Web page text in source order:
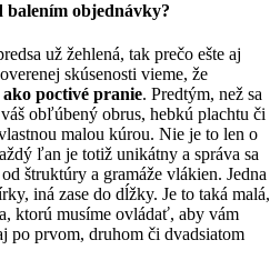
balením objednávky?
už žehlená, tak prečo ešte aj
skúsenosti vieme, že
poctivé pranie. Predtým, než sa
obľúbený obrus, hebkú plachtu či
malou kúrou. Nie je to len o
ľan je totiž unikátny a správa sa
štruktúry a gramáže vlákien. Jedna
iná zase do dĺžky. Je to taká malá,
ktorú musíme ovládať, aby vám
po prvom, druhom či dvadsiatom